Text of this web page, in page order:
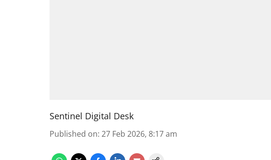
Sentinel Digital Desk
Published on: 27 Feb 2026, 8:17 am